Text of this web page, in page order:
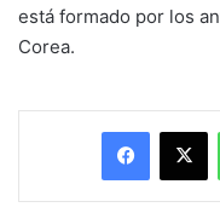
está formado por los
Corea.
X